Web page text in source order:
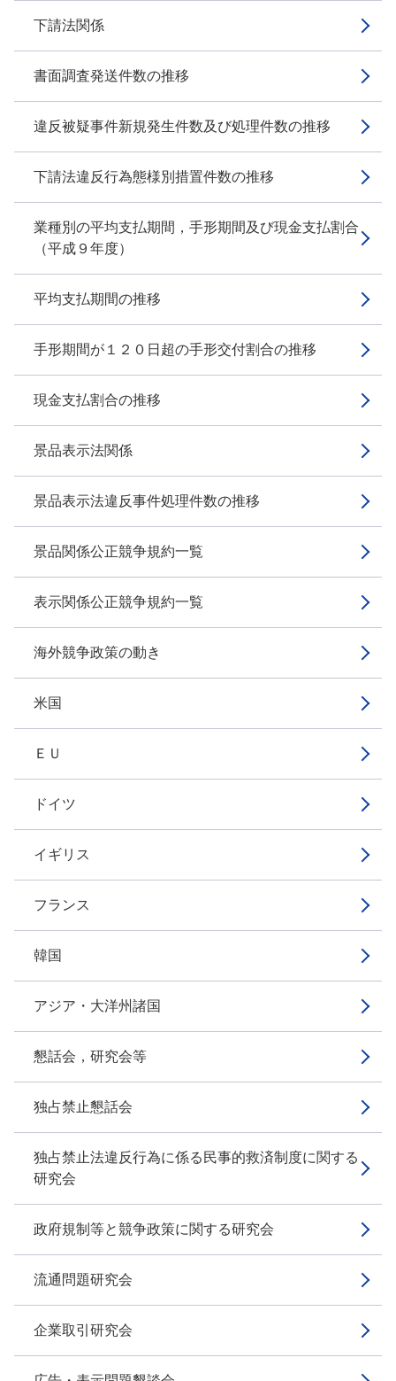
下請法関係
書面調査発送件数の推移
違反被疑事件新規発生件数及び処理件数の推移
下請法違反行為態様別措置件数の推移
業種別の平均支払期間，手形期間及び現金支払割合
（平成９年度）
平均支払期間の推移
手形期間が１２０日超の手形交付割合の推移
現金支払割合の推移
景品表示法関係
景品表示法違反事件処理件数の推移
景品関係公正競争規約一覧
表示関係公正競争規約一覧
海外競争政策の動き
米国
ＥＵ
ドイツ
イギリス
フランス
韓国
アジア・大洋州諸国
懇話会，研究会等
独占禁止懇話会
独占禁止法違反行為に係る民事的救済制度に関する
研究会
政府規制等と競争政策に関する研究会
流通問題研究会
企業取引研究会